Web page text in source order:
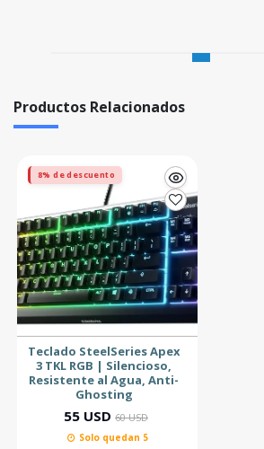
Productos Relacionados
8% de descuento
Teclado SteelSeries Apex
3 TKL RGB | Silencioso,
Resistente al Agua, Anti-
Ghosting
55 USD 60 USD
Solo quedan 5